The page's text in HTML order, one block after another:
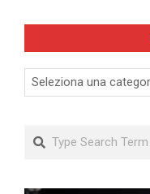
Categorie
Search